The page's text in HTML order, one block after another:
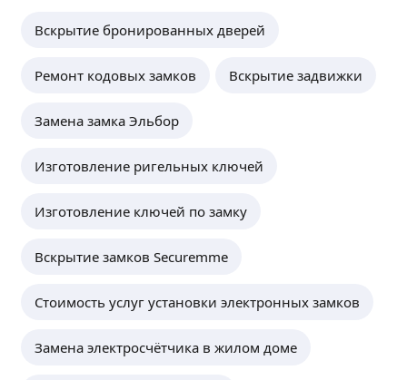
Вскрытие бронированных дверей
Ремонт кодовых замков Вскрытие задвижки
Замена замка Эльбор
Изготовление ригельных ключей
Изготовление ключей по замку
Вскрытие замков Securemme
Стоимость услуг установки электронных замков
Замена электросчётчика в жилом доме